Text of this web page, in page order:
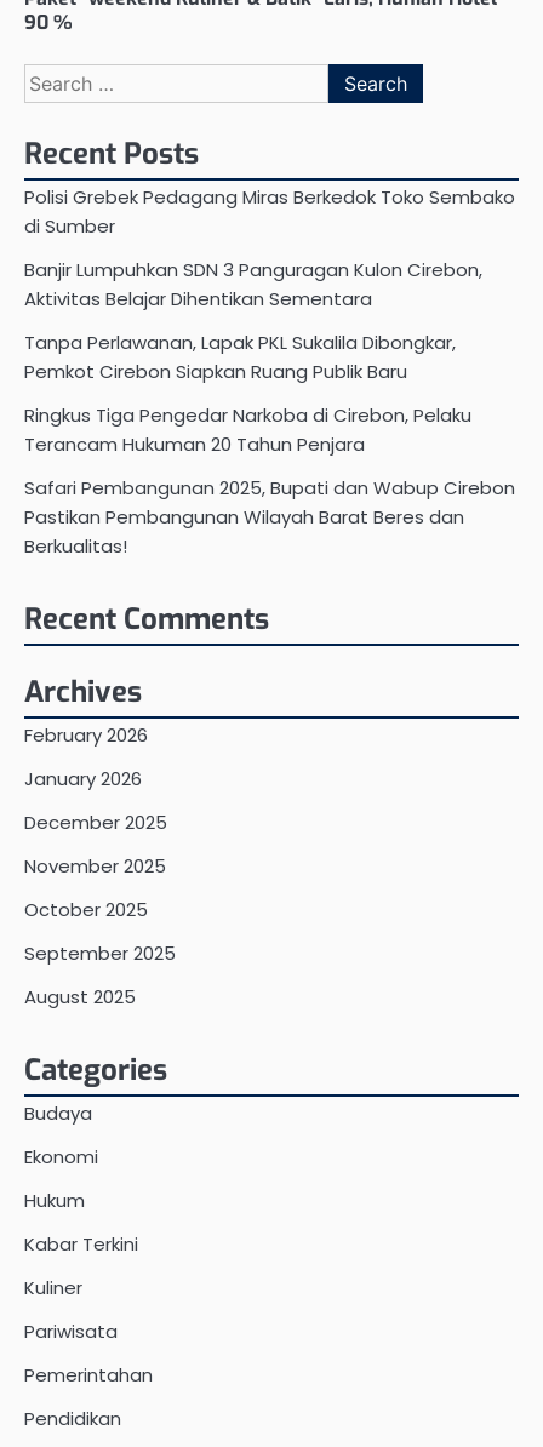
90 %
Search
for:
Recent Posts
Polisi Grebek Pedagang Miras Berkedok Toko Sembako
di Sumber
Banjir Lumpuhkan SDN 3 Panguragan Kulon Cirebon,
Aktivitas Belajar Dihentikan Sementara
Tanpa Perlawanan, Lapak PKL Sukalila Dibongkar,
Pemkot Cirebon Siapkan Ruang Publik Baru
Ringkus Tiga Pengedar Narkoba di Cirebon, Pelaku
Terancam Hukuman 20 Tahun Penjara
Safari Pembangunan 2025, Bupati dan Wabup Cirebon
Pastikan Pembangunan Wilayah Barat Beres dan
Berkualitas!
Recent Comments
Archives
February 2026
January 2026
December 2025
November 2025
October 2025
September 2025
August 2025
Categories
Budaya
Ekonomi
Hukum
Kabar Terkini
Kuliner
Pariwisata
Pemerintahan
Pendidikan